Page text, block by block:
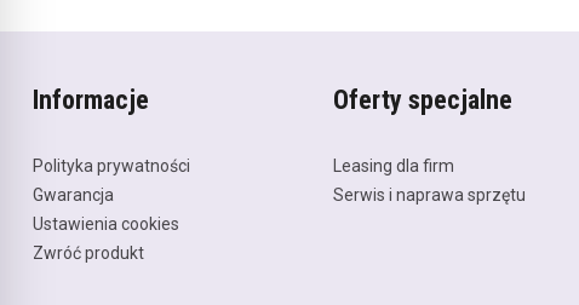
Informacje
Polityka prywatności
Gwarancja
Ustawienia cookies
Zwróć produkt
Oferty specjalne
Leasing dla firm
Serwis i naprawa sprzętu